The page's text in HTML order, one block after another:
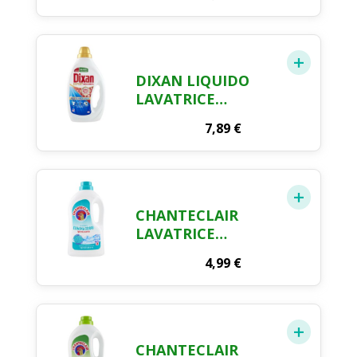
DI PRIMAVERA 2 L
DIXAN LIQUIDO
LAVATRICE
7,89 €
CHANTECLAIR
LAVATRICE
IGIENIZZANTE 28
LAV. 1260 ML
4,99 €
CHANTECLAIR